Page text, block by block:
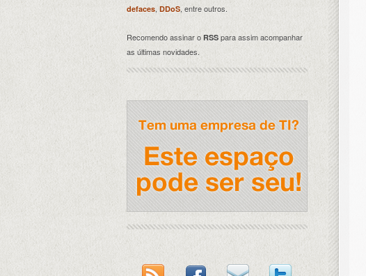
defaces DDoS, entre outros.
Recomendo assinar o RSS para assim acompanhar
as últimas novidades.